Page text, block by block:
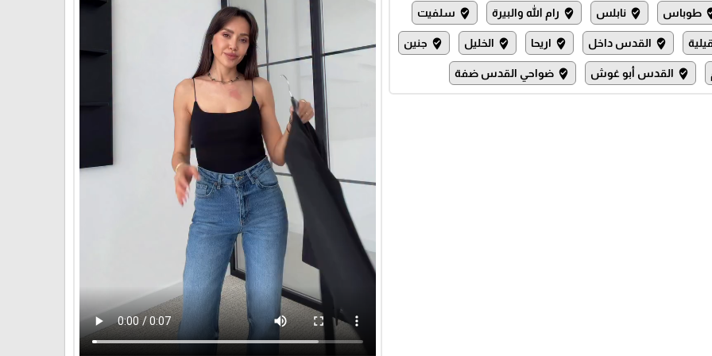
طوباس where_to_vote نابلس where_to_vote رام الله والبيرة where_to_vote سلفيت
where_to_vote القدس داخل where_to_vote اريحا where_to_vote الخليل where_to_vote جنين
where_to_vote القدس أبو غوش where_to_vote ضواحي القدس ضفة